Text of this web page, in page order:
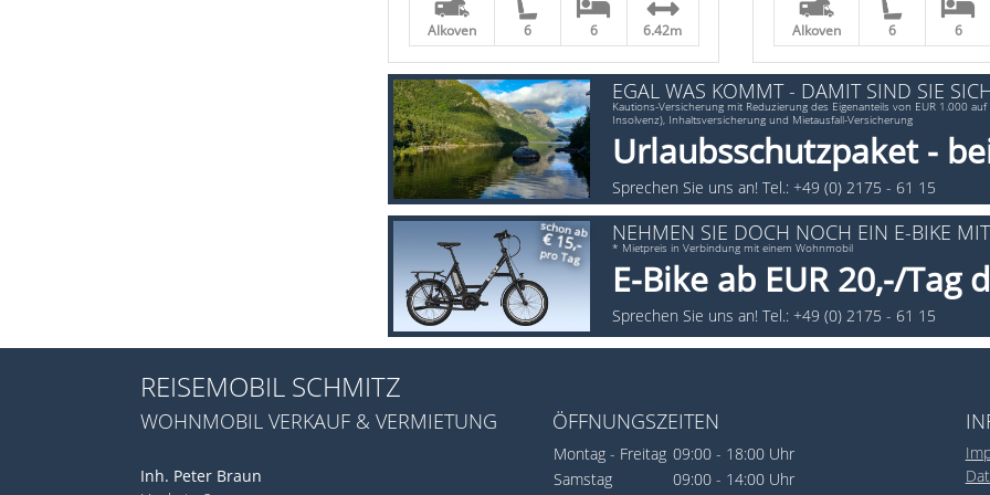
Alkoven 6 6 6.42m Alkoven 6 6
EGAL WAS KOMMT - DAMIT SIND SIE
Kautions-Versicherung mit Reduzierung des Eigenanteils von EUR 1.000
Insolvenz), Inhaltsversicherung und Mietausfall-Versicherung
Urlaubsschutzpaket -
Sprechen Sie uns an! Tel.: +49 (0) 2175 - 61 15
schon ab
€ 15,-
pro Tag
NEHMEN SIE DOCH NOCH EIN E-BIKE
* Mietpreis in Verbindung mit einem Wohnmobil
E-Bike ab EUR 20,-/Tag
Sprechen Sie uns an! Tel.: +49 (0) 2175 - 61 15
REISEMOBIL SCHMITZ
WOHNMOBIL VERKAUF & VERMIETUNG
Inh. Peter Braun
ÖFFNUNGSZEITEN
Montag - Freitag 09:00 - 18:00 Uhr
Samstag
09:00 - 14:00 Uhr